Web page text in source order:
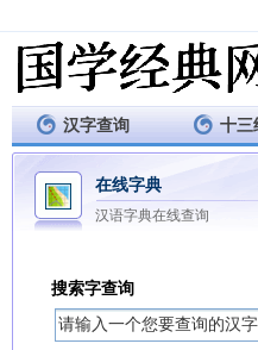
汉字查询 十三
在线字典
汉语字典在线查询
搜索字查询